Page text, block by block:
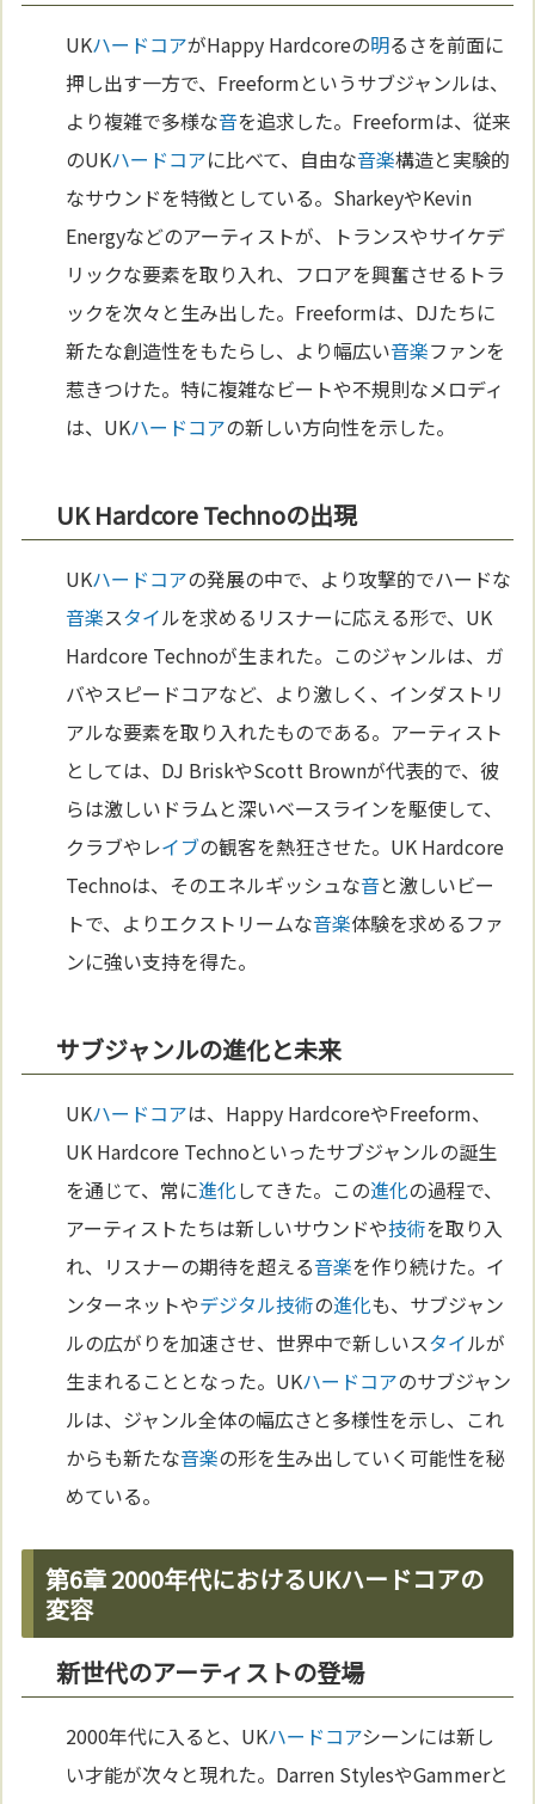
UKハードコアがHappy Hardcoreの明るさを前面に
押し出す一方で、Freeformというサブジャンルは、
より複雑で多様な音を追求した。Freeformは、従来
のUKハードコアに比べて、自由な音楽構造と実験的
なサウンドを特徴としている。SharkeyやKevin
Energyなどのアーティストが、トランスやサイケデ
リックな要素を取り入れ、フロアを興奮させるトラ
ックを次々と生み出した。Freeformは、DJたちに
新たな創造性をもたらし、より幅広い音楽ファンを
惹きつけた。特に複雑なビートや不規則なメロディ
は、UKハードコアの新しい方向性を示した。
UK Hardcore Technoの出現
UKハードコアの発展の中で、より攻撃的でハードな
音楽スタイルを求めるリスナーに応える形で、UK
Hardcore Technoが生まれた。このジャンルは、ガ
バやスピードコアなど、より激しく、インダストリ
アルな要素を取り入れたものである。アーティスト
としては、DJ BriskやScott Brownが代表的で、彼
らは激しいドラムと深いベースラインを駆使して、
クラブやレイブの観客を熱狂させた。UK Hardcore
Technoは、そのエネルギッシュな音と激しいビー
トで、よりエクストリームな音楽体験を求めるファ
ンに強い支持を得た。
サブジャンルの進化と未来
UKハードコアは、Happy HardcoreやFreeform、
UK Hardcore Technoといったサブジャンルの誕生
を通じて、常に進化してきた。この進化の過程で、
アーティストたちは新しいサウンドや技術を取り入
れ、リスナーの期待を超える音楽を作り続けた。イ
ンターネットやデジタル技術の進化も、サブジャン
ルの広がりを加速させ、世界中で新しいスタイルが
生まれることとなった。UKハードコアのサブジャン
ルは、ジャンル全体の幅広さと多様性を示し、これ
からも新たな音楽の形を生み出していく可能性を秘
めている。
第6章 2000年代におけるUKハードコアの
変容
新世代のアーティストの登場
2000年代に入ると、UKハードコアシーンには新し
い才能が次々と現れた。Darren StylesやGammerと